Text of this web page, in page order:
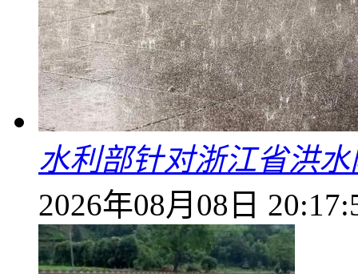
水利部针对浙江省洪
2026年08月08日